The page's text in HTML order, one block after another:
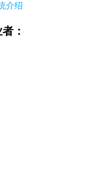
介绍
：